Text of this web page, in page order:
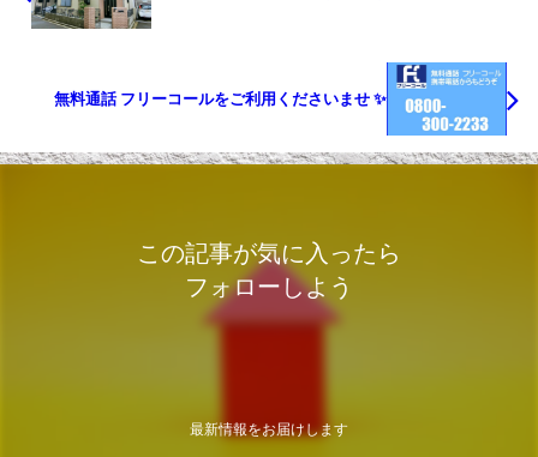
無料通話 フリーコールをご利用くださいませ ✨
この記事が気に入ったら
フォローしよう
最新情報をお届けします